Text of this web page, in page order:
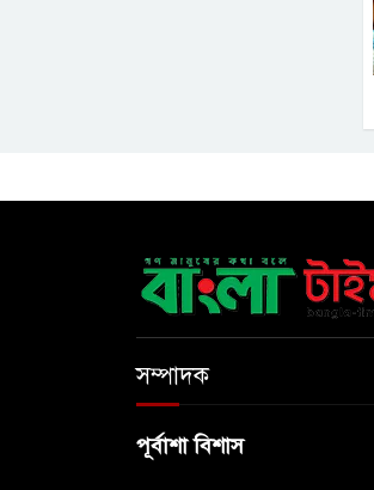
সম্পাদক
পূর্বাশা বিশাস